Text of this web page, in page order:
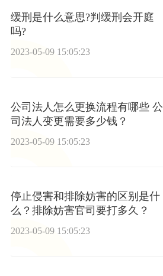
缓刑是什么意思?判缓刑会开庭
吗?
2023-05-09 15:05:23
公司法人怎么更换流程有哪些 公
司法人变更需要多少钱？
2023-05-09 15:05:23
停止侵害和排除妨害的区别是什
么？排除妨害官司要打多久？
2023-05-09 15:05:23